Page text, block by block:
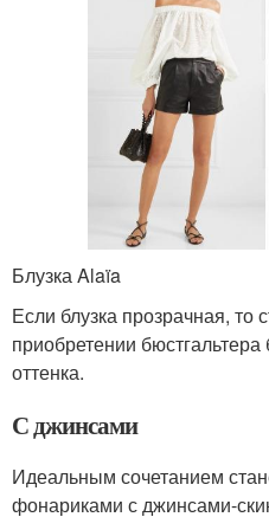
Блузка Alaïa
Если блузка прозрачная, то
приобретении бюстгальтера
оттенка.
С джинсами
Идеальным сочетанием
фонариками с джинсами-